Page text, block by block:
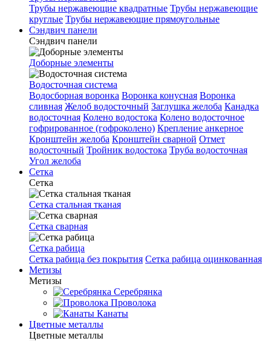
Трубы нержавеющие квадратные Трубы нержавеющие
круглые Трубы нержавеющие прямоугольные
Сэндвич панели
Сэндвич панели
Доборные элементы
Водосточная система
Водосборная воронка Воронка конусная Воронка
сливная Желоб водосточный Заглушка желоба Канадка
водосточная Колено водостока Колено водосточное
гофрированное (гофроколено) Крепление анкерное
Кронштейн желоба Кронштейн сварной Отмет
водосточный Тройник водостока Труба водосточная
Угол желоба
Сетка
Сетка
Сетка стальная тканая
Сетка сварная
Сетка рабица
Сетка рабица без покрытия Сетка рабица оцинкованная
Метизы
Метизы
Серебрянка
Проволока
Канаты
Цветные металлы
Цветные металлы